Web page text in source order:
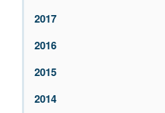
2017
2016
2015
2014